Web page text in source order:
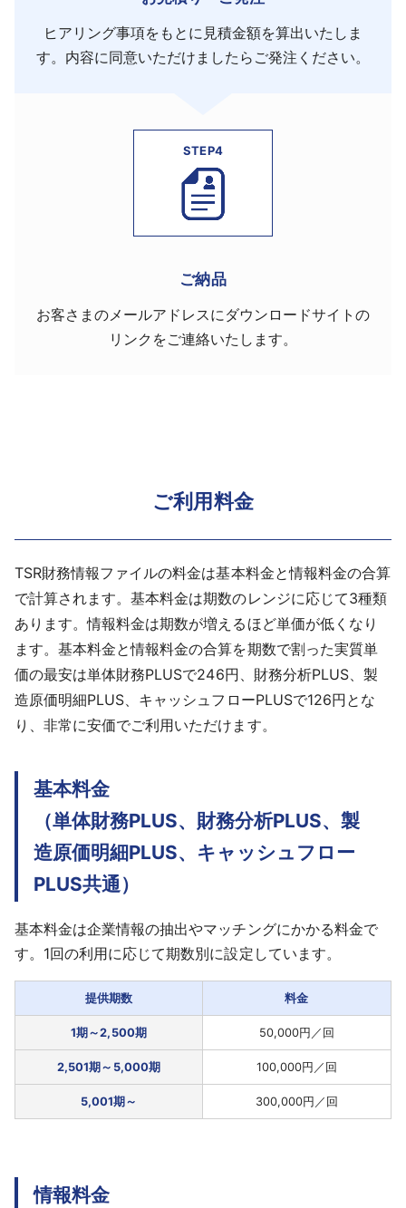
ヒアリング事項をもとに見積金額を算出いたしま
す。内容に同意いただけましたらご発注ください。
STEP4
ご納品
お客さまのメールアドレスにダウンロードサイトの
リンクをご連絡いたします。
ご利用料金
TSR財務情報ファイルの料金は基本料金と情報料金の合算
で計算されます。基本料金は期数のレンジに応じて3種類
あります。情報料金は期数が増えるほど単価が低くなり
ます。基本料金と情報料金の合算を期数で割った実質単
価の最安は単体財務PLUSで246円、財務分析PLUS、製
造原価明細PLUS、キャッシュフローPLUSで126円とな
り、非常に安価でご利用いただけます。
基本料金
（単体財務PLUS、財務分析PLUS、製
造原価明細PLUS、キャッシュフロー
PLUS共通）
基本料金は企業情報の抽出やマッチングにかかる料金で
す。1回の利用に応じて期数別に設定しています。
提供期数 料金
1期～2,500期 50,000円／回
2,501期～5,000期 100,000円／回
5,001期～ 300,000円／回
情報料金